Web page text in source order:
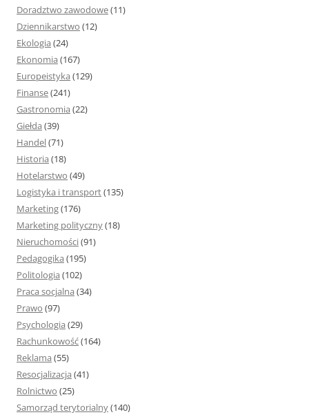
Doradztwo zawodowe(11)
Dziennikarstwo (12)
Ekologia (24)
Ekonomia (167)
Europeistyka (129)
Finanse(241)
Gastronomia (22)
Giełda (39)
Handel(71)
Historia (18)
Hotelarstwo (49)
Logistyka i transport(135)
Marketing(176)
Marketing polityczny(18)
Nieruchomości(91)
Pedagogika (195)
Politologia (102)
Praca socjalna (34)
Prawo (97)
Psychologia (29)
Rachunkowość(164)
Reklama (55)
Resocjalizacja (41)
Rolnictwo (25)
Samorząd terytorialny(140)